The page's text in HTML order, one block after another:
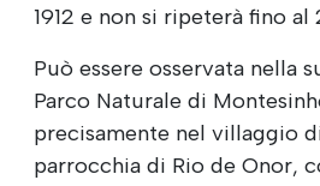
1912 e non si ripeterà fino al
Può essere osservata nella
Parco Naturale di
precisamente nel villaggio
parrocchia di Rio de Onor,